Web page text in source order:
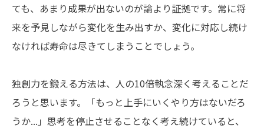
ても、あまり成果が出ないのが論より証拠です。常に将
来を予見しながら変化を生み出すか、変化に対応し続け
なければ寿命は尽きてしまうことでしょう。
独創力を鍛える方法は、人の10倍執念深く考えることだ
ろうと思います。「もっと上手にいくやり方はないだろ
うか...」思考を停止させることなく考え続けていると、